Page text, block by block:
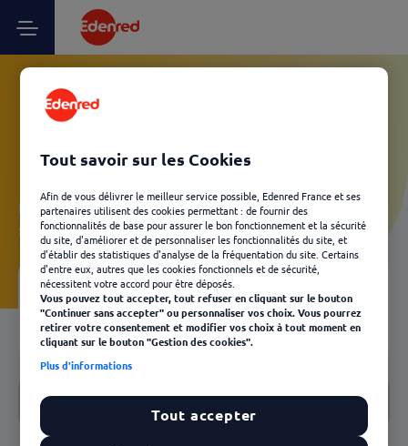
Vos questions Utilisateur
Kadéos - Nous contacter
Laissez-vous guider et découvrez, en quelques clics, les
solutions Edenred les plus adaptées à votre besoin.
04 Votre FAQ
Retour
Nous contacter
Tout savoir sur les Cookies
Afin de vous délivrer le meilleur service possible, Edenred France et ses
partenaires utilisent des cookies permettant : de fournir des
fonctionnalités de base pour assurer le bon fonctionnement et la sécurité
du site, d'améliorer et de personnaliser les fonctionnalités du site, et
d'établir des statistiques d'analyse de la fréquentation du site. Certains
d'entre eux, autres que les cookies fonctionnels et de sécurité,
nécessitent votre accord pour être déposés.
Vous pouvez tout accepter, tout refuser en cliquant sur le bouton
"Continuer sans accepter" ou personnaliser vos choix. Vous pourrez
retirer votre consentement et modifier vos choix à tout moment en
cliquant sur le bouton "Gestion des cookies".
Plus d'informations
Tout accepter